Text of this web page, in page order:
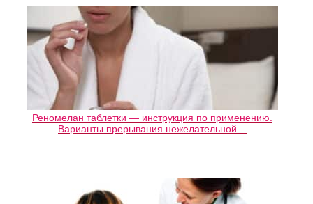
Реномелан таблетки — инструкция по применению.
Варианты прерывания нежелательной…